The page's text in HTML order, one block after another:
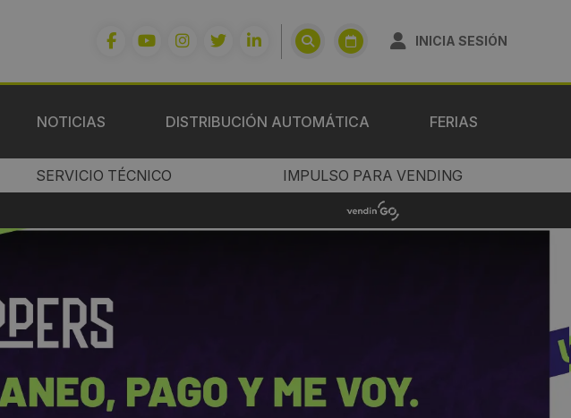
INICIA SESIÓN
NOTICIAS DISTRIBUCIÓN AUTOMÁTICA FERIAS
SERVICIO TÉCNICO IMPULSO PARA VENDING